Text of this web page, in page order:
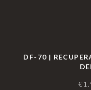
DF-70 |
€